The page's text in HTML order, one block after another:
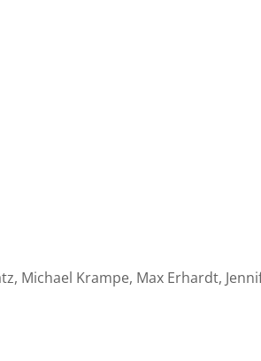
Michael Krampe, Max Erhardt,